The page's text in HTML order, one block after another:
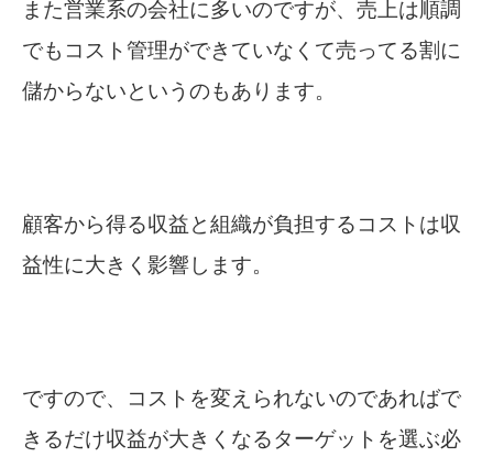
また営業系の会社に多いのですが、売上は順調
でもコスト管理ができていなくて売ってる割に
儲からないというのもあります。
顧客から得る収益と組織が負担するコストは収
益性に大きく影響します。
ですので、コストを変えられないのであればで
きるだけ収益が大きくなるターゲットを選ぶ必